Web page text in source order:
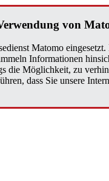
von
Matomo
Informationen
die Möglichkeit, zu
dass Sie unsere